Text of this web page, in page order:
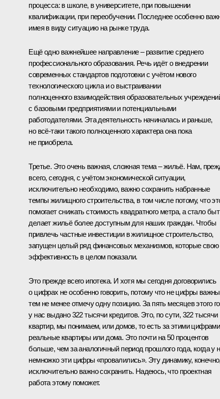
процесса: в школе, в университете, при повышении
квалификации, при переобучении. Последнее особенно
имея в виду ситуацию на рынке труда.
Ещё одно важнейшее направление – развитие среднего
профессионального образования. Речь идёт о внедрении
современных стандартов подготовки с учётом нового
технологического цикла и о выстраивании
полноценного взаимодействия образовательных
с базовыми предприятиями и потенциальными
работодателями. Эта деятельность начиналась и раньше,
но всё‑таки такого полноценного характера она пока
не приобрела.
Третье. Это очень важная, сложная тема – жильё. Нам,
всего, сегодня, с учётом экономической ситуации,
исключительно необходимо, важно сохранить набранные
темпы жилищного строительства, в том числе потому, что
помогает снижать стоимость квадратного метра, а стало
делает жильё более доступным для наших граждан. Чтобы
привлечь частные инвестиции в жилищное строительство,
запущен целый ряд финансовых механизмов, которые свою
эффективность в целом показали.
Это прежде всего ипотека. И хотя мы сегодня договорились
о цифрах не особенно говорить, потому что не цифры
тем не менее отмечу одну позицию. За пять месяцев этого
у нас выдано 322 тысячи кредитов. Это, по сути, 322 тысячи
квартир, мы понимаем, или домов, то есть за этими цифрами
реальные квартиры или дома. Это почти на 50 процентов
больше, чем за аналогичный период прошлого года, когда у
немножко эти цифры «провалились». Эту динамику,
исключительно важно сохранить. Надеюсь, что проектная
работа этому поможет.